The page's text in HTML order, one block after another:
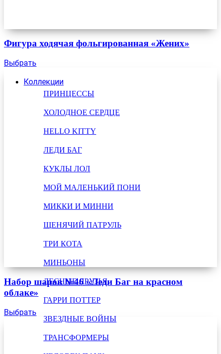
Коллекции
ПРИНЦЕССЫ
ХОЛОДНОЕ СЕРДЦЕ
HELLO KITTY
ЛЕДИ БАГ
КУКЛЫ ЛОЛ
МОЙ МАЛЕНЬКИЙ ПОНИ
МИККИ И МИННИ
ЩЕНЯЧИЙ ПАТРУЛЬ
ТРИ КОТА
МИНЬОНЫ
ЛЕСНЫЕ ДРУЗЬЯ
ГАРРИ ПОТТЕР
ЗВЕЗДНЫЕ ВОЙНЫ
ТРАНСФОРМЕРЫ
Фигура ходячая фольгированная «Жених»
Выбрать
Набор шаров №46 «Леди Баг на красном
облаке»
Выбрать